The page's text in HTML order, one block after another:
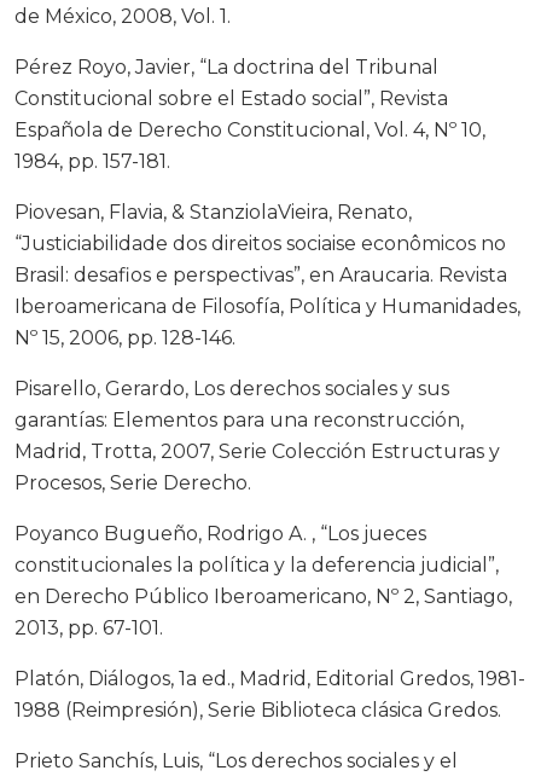
de México, 2008, Vol. 1.
Pérez Royo, Javier, “La doctrina del Tribunal
Constitucional sobre el Estado social”, Revista
Española de Derecho Constitucional, Vol. 4, Nº 10,
1984, pp. 157-181.
Piovesan, Flavia, & StanziolaVieira, Renato,
“Justiciabilidade dos direitos sociaise econômicos no
Brasil: desafios e perspectivas”, en Araucaria. Revista
Iberoamericana de Filosofía, Política y Humanidades,
Nº 15, 2006, pp. 128-146.
Pisarello, Gerardo, Los derechos sociales y sus
garantías: Elementos para una reconstrucción,
Madrid, Trotta, 2007, Serie Colección Estructuras y
Procesos, Serie Derecho.
Poyanco Bugueño, Rodrigo A. , “Los jueces
constitucionales la política y la deferencia judicial”,
en Derecho Público Iberoamericano, Nº 2, Santiago,
2013, pp. 67-101.
Platón, Diálogos, 1a ed., Madrid, Editorial Gredos, 1981-
1988 (Reimpresión), Serie Biblioteca clásica Gredos.
Prieto Sanchís, Luis, “Los derechos sociales y el